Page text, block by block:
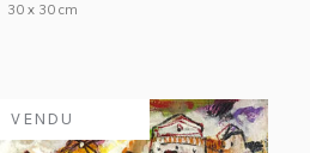
30 x 30 cm
VENDU